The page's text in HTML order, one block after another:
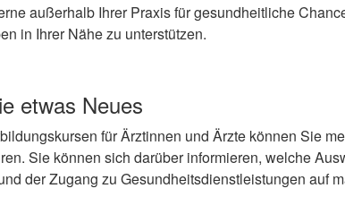
außerhalb Ihrer Praxis für gesundheitliche
in Ihrer Nähe zu unterstützen.
etwas Neues
für Ärztinnen und Ärzte können Sie
Sie können sich darüber informieren, welche
der Zugang zu Gesundheitsdienstleistungen auf